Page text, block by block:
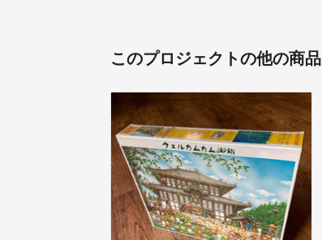
このプロジェクトの他の商品